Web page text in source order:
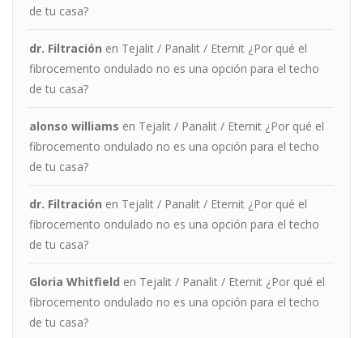
de tu casa?
dr. Filtración en Tejalit / Panalit / Eternit ¿Por qué el
fibrocemento ondulado no es una opción para el techo
de tu casa?
alonso williams en Tejalit / Panalit / Eternit ¿Por qué el
fibrocemento ondulado no es una opción para el techo
de tu casa?
dr. Filtración en Tejalit / Panalit / Eternit ¿Por qué el
fibrocemento ondulado no es una opción para el techo
de tu casa?
Gloria Whitfield en Tejalit / Panalit / Eternit ¿Por qué el
fibrocemento ondulado no es una opción para el techo
de tu casa?